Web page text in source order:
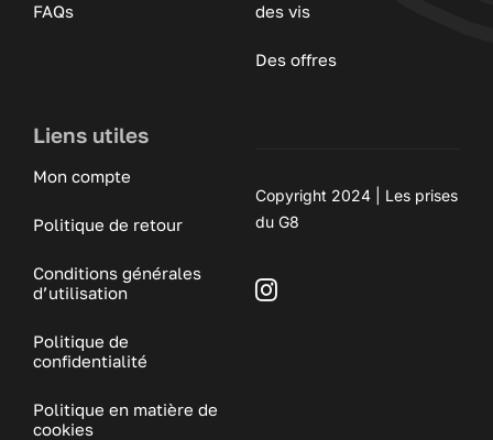
FAQs des vis
Des offres
Liens utiles
Mon compte
Politique de retour
Conditions générales
d’utilisation
Politique de
confidentialité
Politique en matière de
cookies
Copyright 2024 | Les prises
du G8